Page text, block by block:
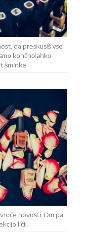
da preskusiš vse
končnolahko
šminke.
novosti, Dm pa
ličil.